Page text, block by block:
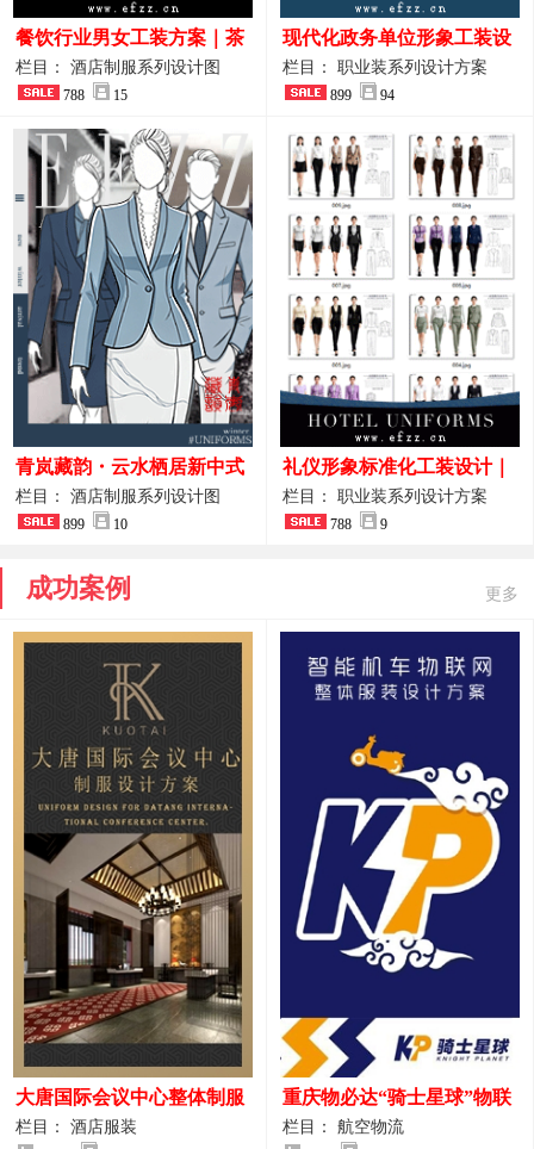
餐饮行业男女工装方案｜茶
饮休闲款、国风中餐款、轻
奢西餐马甲款
栏目： 酒店制服系列设计图
788 15
现代化政务单位形象工装设
计｜国风会务接待西装制服
整套方案
栏目： 职业装系列设计方案
899 94
青岚藏韵・云水栖居新中式
酒店全岗位制服设计原创作
品图
栏目： 酒店制服系列设计图
899 10
礼仪形象标准化工装设计｜
高端服务业仪态塑造专属职
业装系列
栏目： 职业装系列设计方案
788 9
成功案例 更多
大唐国际会议中心整体制服
设计案例
栏目： 酒店服装
重庆物必达“骑士星球”物联
网派送人员服装设计案例
栏目： 航空物流